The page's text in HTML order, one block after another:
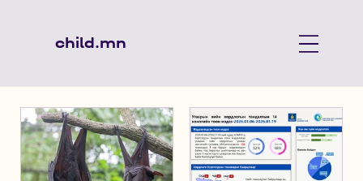
child.mn